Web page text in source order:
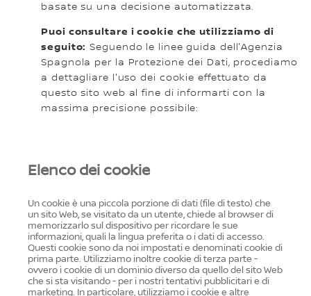
basate su una decisione automatizzata.
Puoi consultare i cookie che utilizziamo di
seguito: Seguendo le linee guida dell'Agenzia
Spagnola per la Protezione dei Dati, procediamo
a dettagliare l'uso dei cookie effettuato da
questo sito web al fine di informarti con la
massima precisione possibile:
Elenco dei cookie
Un cookie è una piccola porzione di dati (file di testo) che
un sito Web, se visitato da un utente, chiede al browser di
memorizzarlo sul dispositivo per ricordare le sue
informazioni, quali la lingua preferita o i dati di accesso.
Questi cookie sono da noi impostati e denominati cookie di
prima parte. Utilizziamo inoltre cookie di terza parte -
ovvero i cookie di un dominio diverso da quello del sito Web
che si sta visitando - per i nostri tentativi pubblicitari e di
marketing. In particolare, utilizziamo i cookie e altre